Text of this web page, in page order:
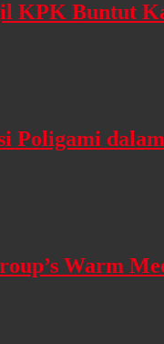
KPK Buntut
Poligami
Warm